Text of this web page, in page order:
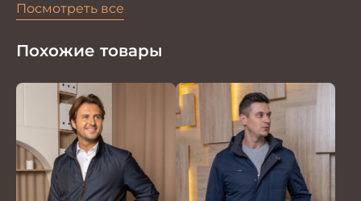
Посмотреть все
Похожие товары